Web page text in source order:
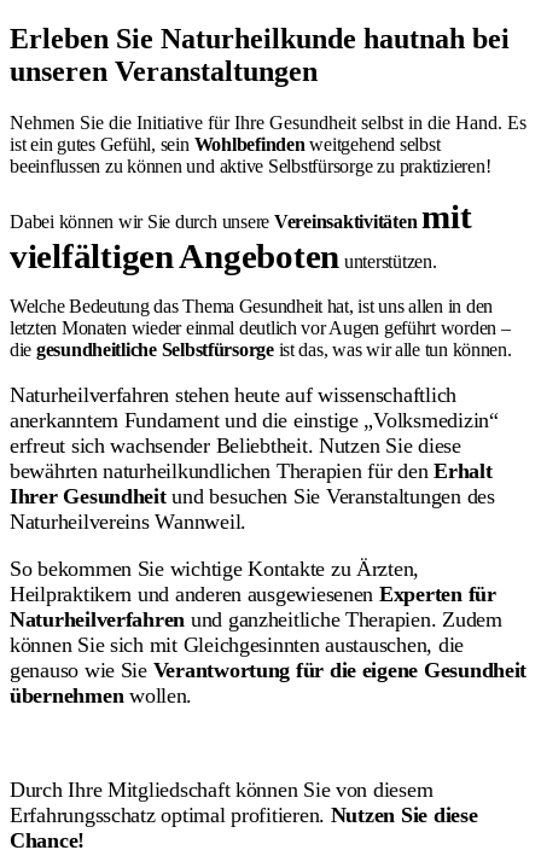
Erleben Sie Naturheilkunde hautnah bei
unseren Veranstaltungen
Nehmen Sie die Initiative für Ihre Gesundheit selbst in die Hand. Es
ist ein gutes Gefühl, sein Wohlbefinden weitgehend selbst
beeinflussen zu können und aktive Selbstfürsorge zu praktizieren!
Dabei können wir Sie durch unsere Vereinsaktivitäten mit
vielfältigen Angeboten unterstützen.
Welche Bedeutung das Thema Gesundheit hat, ist uns allen in den
letzten Monaten wieder einmal deutlich vor Augen geführt worden –
die gesundheitliche Selbstfürsorgeist das, was wir alle tun können.
Naturheilverfahren stehen heute auf wissenschaftlich
anerkanntem Fundament und die einstige „Volksmedizin“
erfreut sich wachsender Beliebtheit. Nutzen Sie diese
bewährten naturheilkundlichen Therapien für denErhalt
Ihrer Gesundheitund besuchen Sie Veranstaltungen des
Naturheilvereins Wannweil.
So bekommen Sie wichtige Kontakte zu Ärzten,
Heilpraktikern und anderen ausgewiesenen Experten für
Naturheilverfahren und ganzheitliche Therapien. Zudem
können Sie sich mit Gleichgesinnten austauschen, die
genauso wie Sie Verantwortung für die eigene Gesundheit
übernehmenwollen.
Durch Ihre Mitgliedschaft können Sie von diesem
Erfahrungsschatz optimal profitieren. Nutzen Sie diese
Chance!